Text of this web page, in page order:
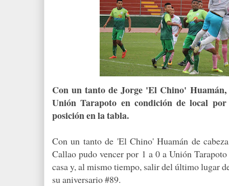
Con un tanto de Jorge 'El Chino'
Unión Tarapoto en condición de local
posición en la tabla.
Con un tanto de 'El Chino' Huamán de
Callao pudo vencer por 1 a 0 a Unión
casa y, al mismo tiempo, salir del último lugar
su aniversario #89.